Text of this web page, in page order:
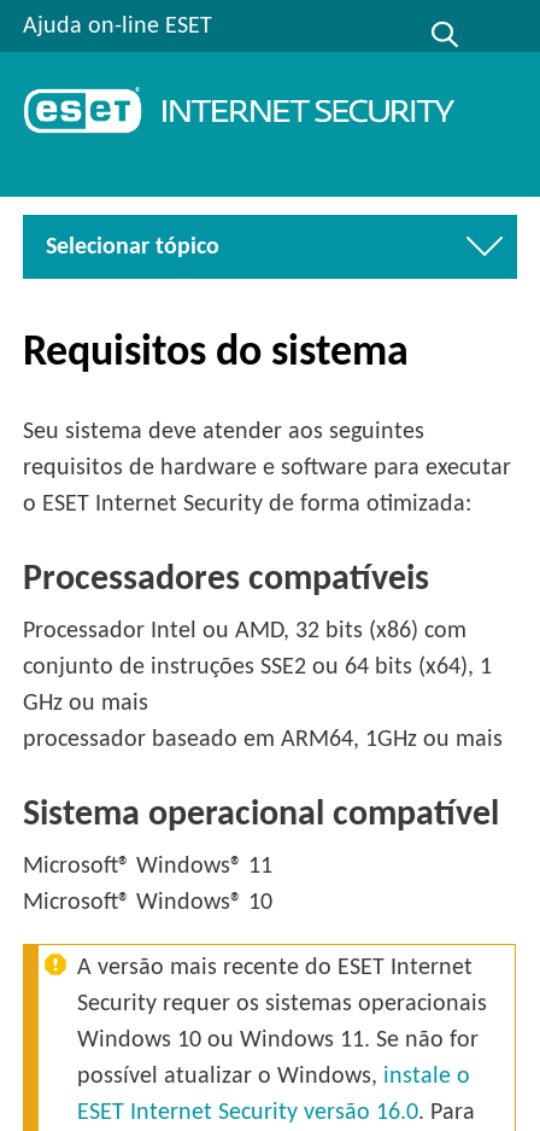
Ajuda on-line ESET
Selecionar tópico
Requisitos do sistema
Seu sistema deve atender aos seguintes
requisitos de hardware e software para executar
o ESET Internet Security de forma otimizada:
Processadores compatíveis
Processador Intel ou AMD, 32 bits (x86) com
conjunto de instruções SSE2 ou 64 bits (x64), 1
GHz ou mais
processador baseado em ARM64, 1GHz ou mais
Sistema operacional compatível
Microsoft® Windows® 11
Microsoft® Windows® 10
A versão mais recente do ESET Internet
Security requer os sistemas operacionais
Windows 10 ou Windows 11. Se não for
possível atualizar o Windows, instale o
ESET Internet Security versão 16.0. Para